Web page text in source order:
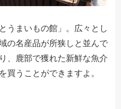
うまいもの館」。広々とし
の名産品が所狭しと並んで
、鹿部で獲れた新鮮な魚介
買うことができますよ。